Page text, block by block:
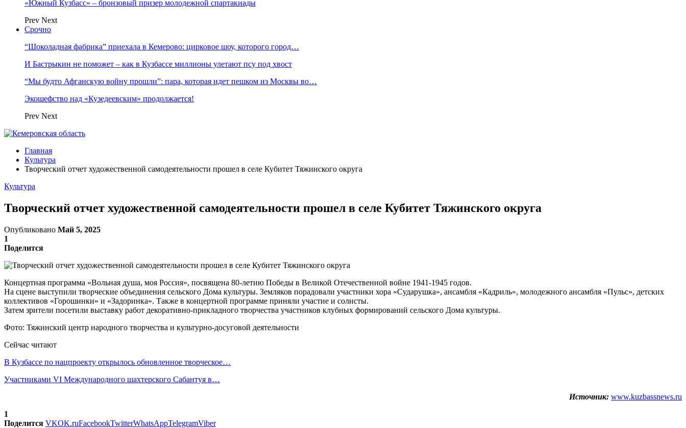
«Южный Кузбасс» – бронзовый призер молодежной спартакиады
Prev Next
Срочно
“Шоколадная фабрика” приехала в Кемерово: цирковое шоу, которого город…
И Бастрыкин не поможет – как в Кузбассе миллионы улетают псу под хвост
“Мы будто Афганскую войну прошли”: пара, которая идет пешком из Москвы во…
Экошефство над «Кузедеевским» продолжается!
Prev Next
Главная
Культура
Творческий отчет художественной самодеятельности прошел в селе Кубитет Тяжинского округа
Культура
Творческий отчет художественной самодеятельности прошел в селе Кубитет Тяжинского округа
Опубликовано Май 5, 2025
1
Поделится
Концертная программа «Вольная душа, моя Россия», посвящена 80-летию Победы в Великой Отечественной войне 1941-1945 годов.
На сцене выступили творческие объединения сельского Дома культуры. Земляков порадовали участники хора «Сударушка», ансамбля «Кадриль», молодежного ансамбля «Пульс», детских
коллективов «Горошинки» и «Задоринка». Также в концертной программе приняли участие и солисты.
Затем зрители посетили выставку работ декоративно-прикладного творчества участников клубных формирований сельского Дома культуры.
Фото: Тяжинский центр народного творчества и культурно-досуговой деятельности
Сейчас читают
В Кузбассе по нацпроекту открылось обновленное творческое…
Участниками VI Международного шахтерского Сабантуя в…
Источник: www.kuzbassnews.ru
1
Поделится VKOK.ruFacebookTwitterWhatsAppTelegramViber